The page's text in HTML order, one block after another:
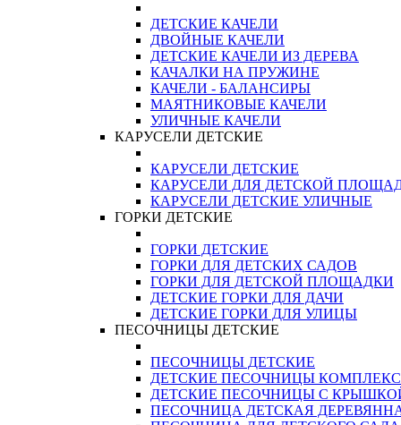
ДЕТСКИЕ КАЧЕЛИ
ДВОЙНЫЕ КАЧЕЛИ
ДЕТСКИЕ КАЧЕЛИ ИЗ ДЕРЕВА
КАЧАЛКИ НА ПРУЖИНЕ
КАЧЕЛИ - БАЛАНСИРЫ
МАЯТНИКОВЫЕ КАЧЕЛИ
УЛИЧНЫЕ КАЧЕЛИ
КАРУСЕЛИ ДЕТСКИЕ
КАРУСЕЛИ ДЕТСКИЕ
КАРУСЕЛИ ДЛЯ ДЕТСКОЙ
КАРУСЕЛИ ДЕТСКИЕ УЛИЧНЫЕ
ГОРКИ ДЕТСКИЕ
ГОРКИ ДЕТСКИЕ
ГОРКИ ДЛЯ ДЕТСКИХ САДОВ
ГОРКИ ДЛЯ ДЕТСКОЙ ПЛОЩАДКИ
ДЕТСКИЕ ГОРКИ ДЛЯ ДАЧИ
ДЕТСКИЕ ГОРКИ ДЛЯ УЛИЦЫ
ПЕСОЧНИЦЫ ДЕТСКИЕ
ПЕСОЧНИЦЫ ДЕТСКИЕ
ДЕТСКИЕ ПЕСОЧНИЦЫ
ДЕТСКИЕ ПЕСОЧНИЦЫ С
ПЕСОЧНИЦА ДЕТСКАЯ